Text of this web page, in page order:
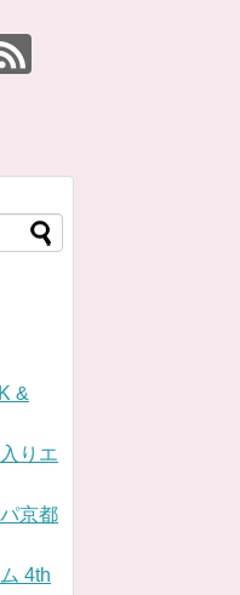
&
りエ
京都
4th